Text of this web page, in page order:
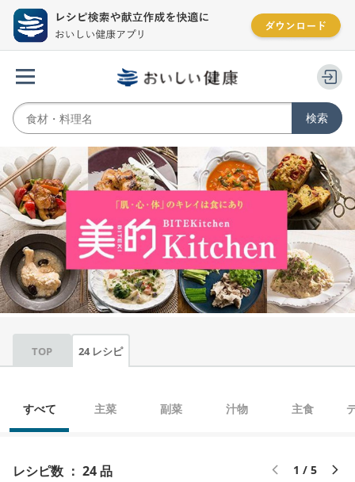
TOP 24 レシピ
すべて 主菜 副菜 汁物 主食
レシピ数 ： 24 品 1 / 5